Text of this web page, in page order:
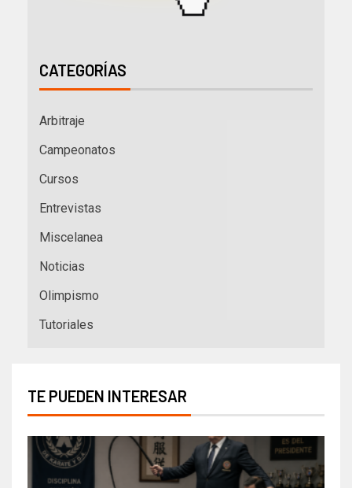
CATEGORÍAS
Arbitraje
Campeonatos
Cursos
Entrevistas
Miscelanea
Noticias
Olimpismo
Tutoriales
TE PUEDEN INTERESAR